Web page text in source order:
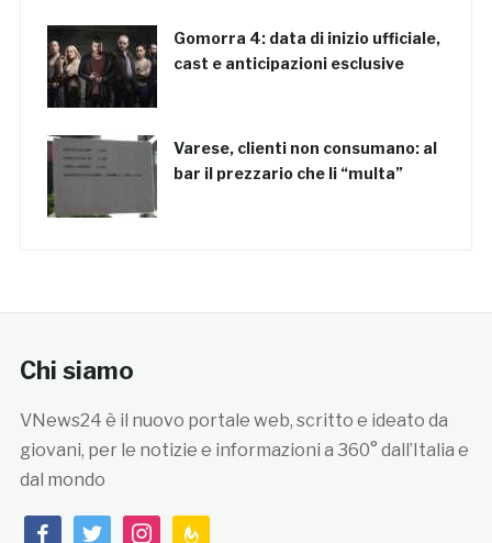
Gomorra 4: data di inizio ufficiale,
cast e anticipazioni esclusive
Varese, clienti non consumano: al
bar il prezzario che li “multa”
Chi siamo
VNews24 è il nuovo portale web, scritto e ideato da
giovani, per le notizie e informazioni a 360° dall’Italia e
dal mondo
facebooktwitterinstagramfeedburner